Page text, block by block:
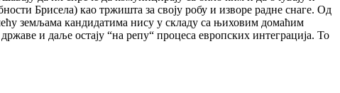
Брисела) као тржишта за своју робу и изворе радне снаге. Од
земљама кандидатима нису у складу са њиховим домаћим
и даље остају “на репу“ процеса европских интеграција. То